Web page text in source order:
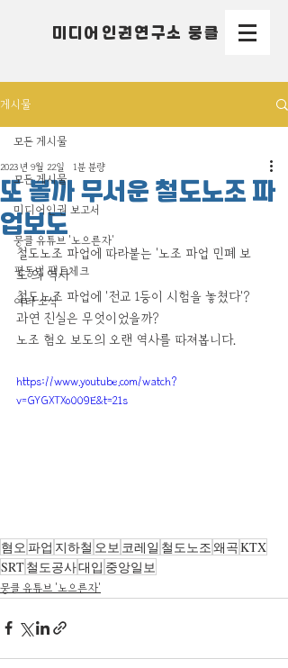
미디어인권연구소 뭉클
게시물
모든 게시물
미디어인권 보고서
뭉클 유튜브 '노으른자'
평등법 팩트체크
여타 소식
모든 게시물
또 볼까 무서운 철도노조 파
업보도
2023년 9월 22일 1분 분량
철도노조 파업에 따라붙는 '노조 파업 민폐 보
도'의 역사
철도노조 파업에 '전교 1등이 시험을 놓쳤다'?
과연 진실은 무엇이었을까?
노조 혐오 보도의 오랜 역사를 따져봅니다.
https://www.youtube.com/watch?
v=GYGXTXoOO9E&t=21s
혐오 파업 지하철 오보 코레일 철도노조왜곡KTX
SRT철도공사대입 중앙일보
뭉클 유튜브 '노으른자'